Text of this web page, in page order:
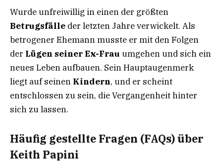
Wurde unfreiwillig in einen der größten
Betrugsfälle der letzten Jahre verwickelt. Als
betrogener Ehemann musste er mit den Folgen
der Lügen seiner Ex-Frauumgehen und sich ein
neues Leben aufbauen. Sein Hauptaugenmerk
liegt auf seinen Kindern, und er scheint
entschlossen zu sein, die Vergangenheit hinter
sich zu lassen.
Häufig gestellte Fragen (FAQs) über
Keith Papini